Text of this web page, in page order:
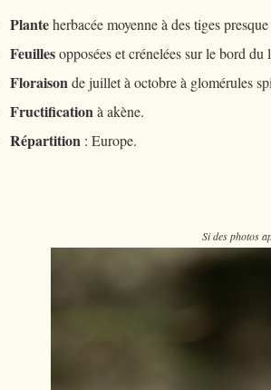
Planteherbacée moyenne à des tiges
Feuillesopposées et crénelées sur le bord du
Floraison de juillet à octobre à glomérules
Fructification à akène.
Répartition : Europe.
Si des photos